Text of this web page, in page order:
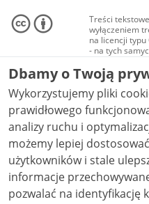
Treści
wyłączeniem
na licencji
- na tych
Materiały
audio i wideo,
Creative
niekomercyjne
NC-ND 4.0), o
Dbamy o Twoją
Wykorzystujemy pliki
prawidłowego
analizy ruchu i optymalizacji
możemy lepiej
użytkowników i stale ulepszać
informacje
pozwalać na identyfikację